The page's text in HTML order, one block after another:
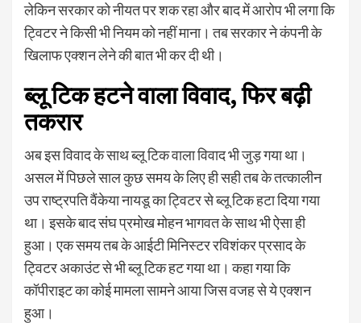
लेकिन सरकार को नीयत पर शक रहा और बाद में आरोप भी लगा कि
ट्विटर ने किसी भी नियम को नहीं माना। तब सरकार ने कंपनी के
खिलाफ एक्शन लेने की बात भी कर दी थी।
ब्लू टिक हटने वाला विवाद, फिर बढ़ी
तकरार
अब इस विवाद के साथ ब्लू टिक वाला विवाद भी जुड़ गया था।
असल में पिछले साल कुछ समय के लिए ही सही तब के तत्कालीन
उप राष्ट्रपति वैंकेया नायडू का ट्विटर से ब्लू टिक हटा दिया गया
था। इसके बाद संघ प्रमोख मोहन भागवत के साथ भी ऐसा ही
हुआ। एक समय तब के आईटी मिनिस्टर रविशंकर प्रसाद के
ट्विटर अकाउंट से भी ब्लू टिक हट गया था। कहा गया कि
कॉपीराइट का कोई मामला सामने आया जिस वजह से ये एक्शन
हुआ।